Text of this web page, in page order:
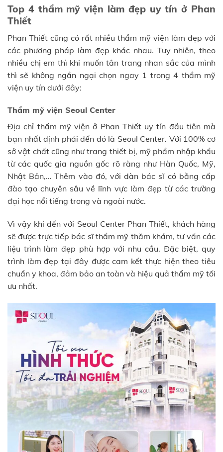
Top 4 thẩm mỹ viện làm đẹp uy tín ở Phan
Thiết
Phan Thiết cũng có rất nhiều thẩm mỹ viện làm đẹp với
các phương pháp làm đẹp khác nhau. Tuy nhiên, theo
nhiều chị em thì khi muốn tân trang nhan sắc của mình
thì sẽ không ngần ngại chọn ngay 1 trong 4 thẩm mỹ
viện uy tín dưới đây:
Thẩm mỹ viện Seoul Center
Địa chỉ thẩm mỹ viện ở Phan Thiết uy tín đầu tiên mà
bạn nhất định phải đến đó là Seoul Center. Với 100% cơ
sở vật chất cũng như trang thiết bị, mỹ phẩm nhập khẩu
từ các quốc gia nguồn gốc rõ ràng như Hàn Quốc, Mỹ,
Nhật Bản,… Thêm vào đó, với dàn bác sĩ có bằng cấp
đào tạo chuyên sâu về lĩnh vực làm đẹp từ các trường
đại học nổi tiếng trong và ngoài nước.
Vì vậy khi đến với Seoul Center Phan Thiết, khách hàng
sẽ được trực tiếp bác sĩ thẩm mỹ thăm khám, tư vấn các
liệu trình làm đẹp phù hợp với nhu cầu. Đặc biệt, quy
trình làm đẹp tại đây được cam kết thực hiện theo tiêu
chuẩn y khoa, đảm bảo an toàn và hiệu quả thẩm mỹ tối
ưu nhất.